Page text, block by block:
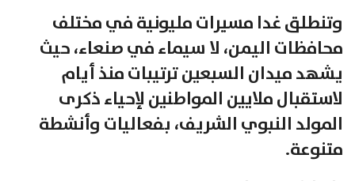
وتنطلق غدا مسيرات مليونية في مختلف
محافظات اليمن، لا سيماء في صنعاء، حيث
يشهد ميدان السبعين ترتيبات منذ أيام
لاستقبال ملايين المواطنين لإحياء ذكرى
المولد النبوي الشريف، بفعاليات وأنشطة
متنوعة.